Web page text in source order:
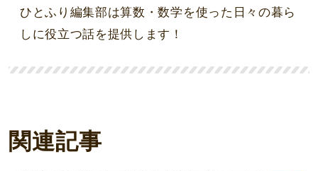
ひとふり編集部は算数・数学を使った日々の暮ら
しに役立つ話を提供します！
関連記事